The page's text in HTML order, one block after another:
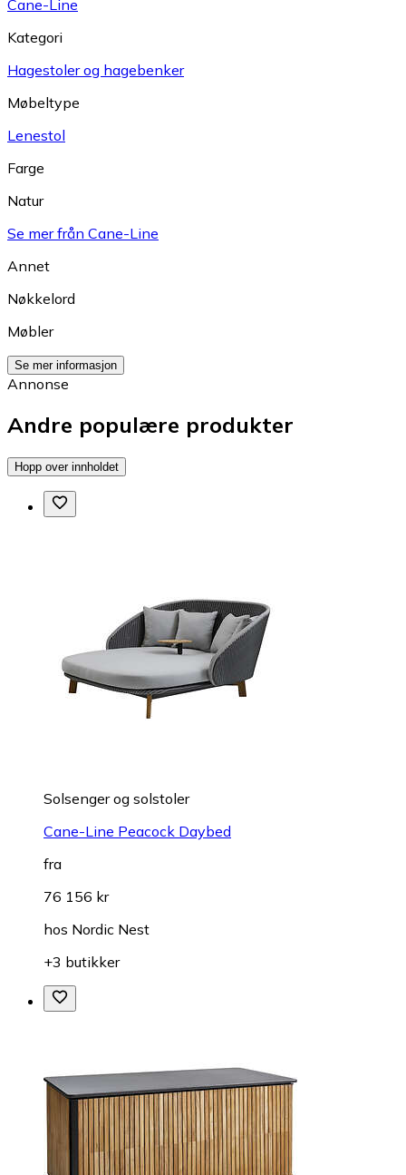
Cane-Line
Kategori
Hagestoler og hagebenker
Møbeltype
Lenestol
Farge
Natur
Se mer från Cane-Line
Annet
Nøkkelord
Møbler
Se mer informasjon
Annonse
Andre populære produkter
Hopp over innholdet
Solsenger og solstoler
Cane-Line Peacock Daybed
fra
76 156 kr
hos Nordic Nest
+3 butikker